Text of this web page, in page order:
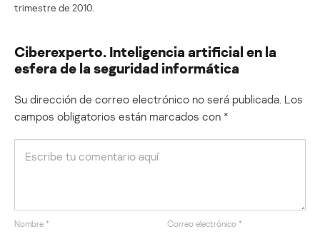
trimestre de 2010.
Ciberexperto. Inteligencia artificial en la
esfera de la seguridad informática
Su dirección de correo electrónico no será publicada. Los
campos obligatorios están marcados con *
Nombre * Correo electrónico *